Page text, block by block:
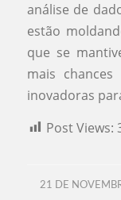
análise de
estão
que se
mais
inovadoras
Post Views:
21 DE